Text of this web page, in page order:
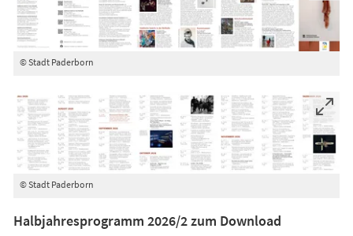
© Stadt Paderborn
© Stadt Paderborn
Halbjahresprogramm 2026/2 zum Download